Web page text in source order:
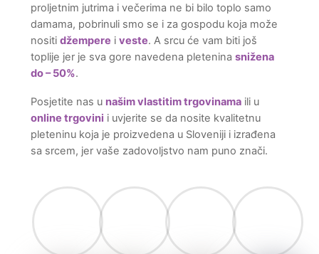
proljetnim jutrima i večerima ne bi bilo toplo samo
damama, pobrinuli smo se i za gospodu koja može
nositi džempere i veste. A srcu će vam biti još
toplije jer je sva gore navedena pletenina snižena
do – 50%.
Posjetite nas u našim vlastitim trgovinamaili u
online trgovini i uvjerite se da nosite kvalitetnu
pleteninu koja je proizvedena u Sloveniji i izrađena
sa srcem, jer vaše zadovoljstvo nam puno znači.